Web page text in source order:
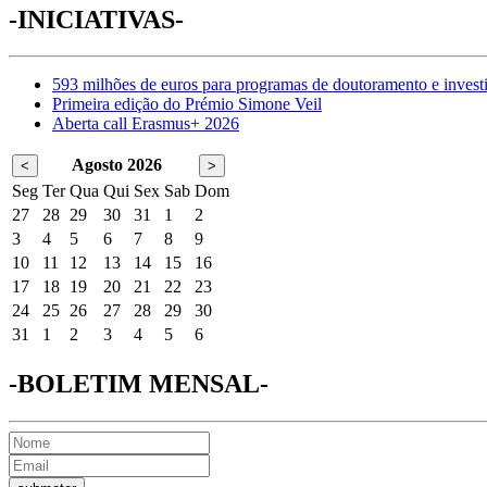
-INICIATIVAS-
593 milhões de euros para programas de doutoramento e
Primeira edição do Prémio Simone Veil
Aberta call Erasmus+ 2026
< Agosto 2026 >
Seg Ter Qua Qui Sex Sab Dom
27
28 29 30 31 1
2
3
4 5 6 7 8
9
10
11 12 13 14 15
16
17
18 19 20 21 22
23
24
25 26 27 28 29
30
31
1 2 3 4 5 6
-BOLETIM MENSAL-